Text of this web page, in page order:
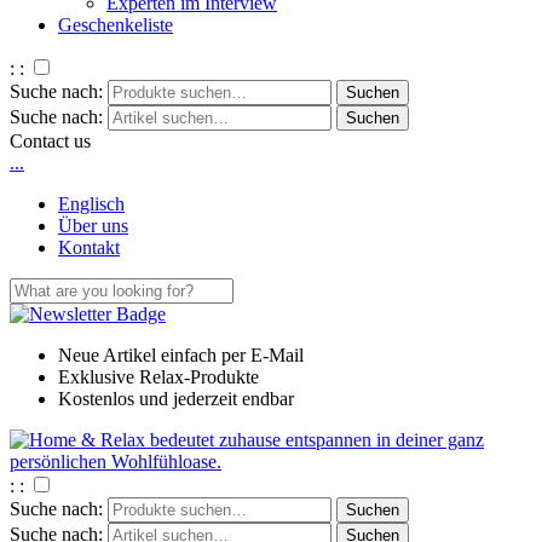
Geschenkeliste
: :
Suche nach:
Suche nach:
Contact us
...
Englisch
Über uns
Kontakt
Neue Artikel einfach per E-Mail
Exklusive Relax-Produkte
Kostenlos und jederzeit endbar
: :
Suche nach:
Suche nach: